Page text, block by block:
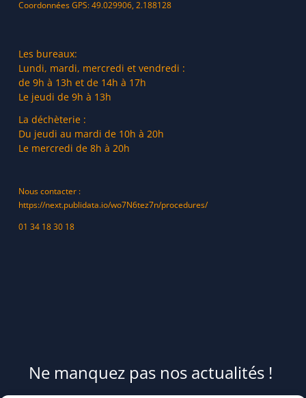
Coordonnées GPS: 49.029906, 2.188128
Les bureaux:
Lundi, mardi, mercredi et vendredi :
de 9h à 13h et de 14h à 17h
Le jeudi de 9h à 13h
La déchèterie :
Du jeudi au mardi de 10h à 20h
Le mercredi de 8h à 20h
Nous contacter :
https://next.publidata.io/wo7N6tez7n/procedures/
01 34 18 30 18
Ne manquez pas nos actualités !